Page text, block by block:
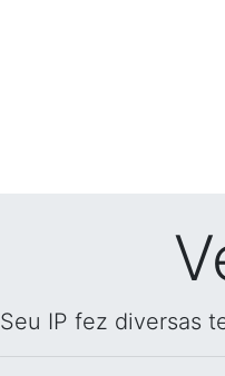
Seu IP fez diversas